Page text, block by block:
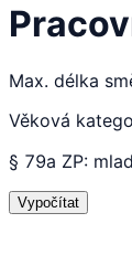
Max. délka
Věková
§ 79a ZP:
Vypočítat